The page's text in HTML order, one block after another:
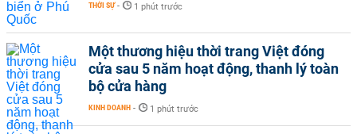
THỜI SỰ - 1 phút trước
Một thương hiệu thời trang Việt đóng
cửa sau 5 năm hoạt động, thanh lý toàn
bộ cửa hàng
KINH DOANH - 1 phút trước